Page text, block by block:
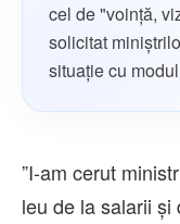
cel de "voință,
solicitat
situație cu
”I-am cerut
leu de la salarii şi